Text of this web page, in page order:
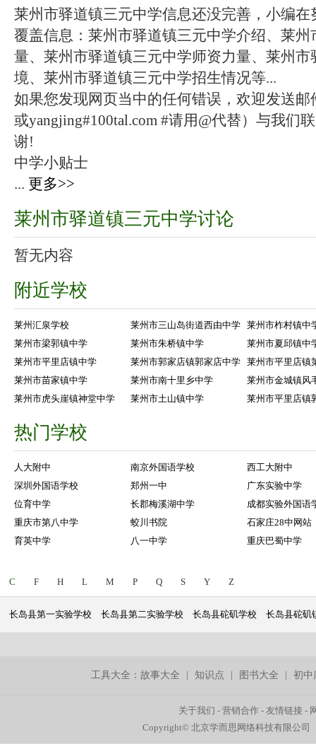
莱州市驿道镇三元中学信息还没完善，小编在
覆盖信息：莱州市驿道镇三元中学介绍、莱
量、莱州市驿道镇三元中学师资力量、莱州
境、莱州市驿道镇三元中学招生情况等...
如果您发现网页当中的任何错误，欢迎发送邮
或yangjing#100tal.com #请用@代替）与我们
谢!
中学小贴士
... 更多>>
莱州市驿道镇三元中学讨论
暂无内容
附近学校
莱州汇泉学校 莱州市三山岛街道西由中学 莱州市柞村镇中
莱州市梁郭镇中学
莱州市朱桥镇中学
莱州市夏邱镇中
莱州市平里店镇中学
莱州市郭家店镇郭家店中学 莱州市平里店镇
莱州市苗家镇中学
莱州市南十里乡中学
莱州市金城镇风
莱州市虎头崖镇神堂中学
莱州市土山镇中学 莱州市平里店镇
热门学校
人大附中 南京外国语学校
西工大附中
深圳外国语学校
郑州一中
广东实验中学
位育中学
长郡梅溪湖中学
成都实验外国语
重庆市第八中学
蛟川书院
石家庄28中网站
育英中学
八一中学 重庆巴蜀中学
C F H L M P Q S Y Z
长岛县第一实验学校 长岛县第二实验学校 长岛县砣矶学校 长岛县砣矶
工具大全：故事大全 |知识点 图书大全 |初中
关于我们 -营销合作 -友情链接 -
Copyright© 北京学而思网络科技有限公司